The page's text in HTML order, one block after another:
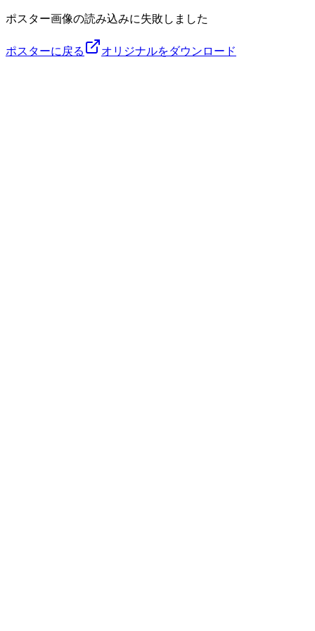
ポスター画像の読み込みに失敗しました
ポスターに戻る オリジナルをダウンロード